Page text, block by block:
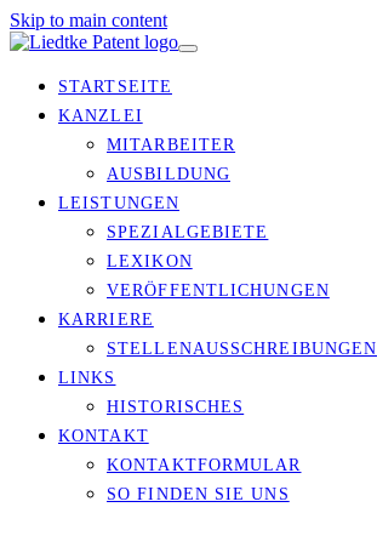
Skip to main content
STARTSEITE
KANZLEI
MITARBEITER
AUSBILDUNG
LEISTUNGEN
SPEZIALGEBIETE
LEXIKON
VERÖFFENTLICHUNGEN
KARRIERE
STELLENAUSSCHREIBUNGEN
LINKS
HISTORISCHES
KONTAKT
KONTAKTFORMULAR
SO FINDEN SIE UNS